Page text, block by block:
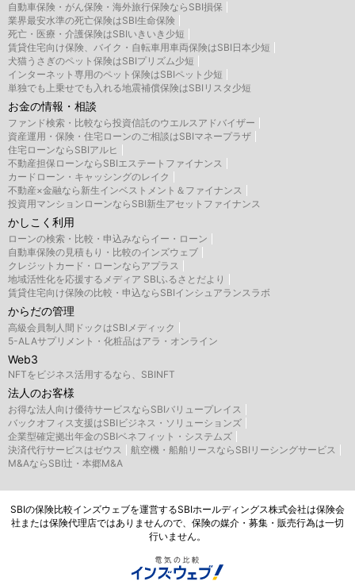
自動車保険・がん保険・海外旅行保険ならSBI損保
業界最安水準の死亡保険はSBI生命保険
死亡・医療・介護保険はSBIいきいき少短
賃貸住宅向け保険、バイク・自転車用車両保険はSBI日本少短
犬猫うさぎのペット保険はSBIプリズム少短
インターネット専用のペット保険はSBIペット少短
単独でも上乗せでも入れる地震補償保険はSBIリスタ少短
お金の情報・相談
ファンド検索・比較なら投資信託のウエルスアドバイザー
資産運用・保険・住宅ローンのご相談はSBIマネープラザ
住宅ローンならSBIアルヒ
不動産担保ローンならSBIエステートファイナンス
カードローン・キャッシングのレイク
不動産×金融なら新生インベストメント＆ファイナンス
投資用マンションローンならSBI新生アセットファイナンス
かしこく利用
ローンの検索・比較・申込みならイー・ローン
自動車保険の見積もり・比較のインズウェブ
クレジットカード・ローンならアプラス
地域活性化を応援するメディア SBIふるさとだより
賃貸住宅向け保険の比較・申込ならSBIインシュアランスラボ
からだの管理
高級会員制人間ドックはSBIメディック
5-ALAサプリメント・化粧品はアラ・オンライン
Web3
NFTをビジネス活用するなら、SBINFT
法人のお客様
お得な法人向け優待サービスならSBIバリュープレイス
バックオフィス支援はSBIビジネス・ソリューションズ
企業型確定拠出年金のSBIベネフィット・システムズ
決済代行サービスはゼウス
航空機・船舶リースならSBIリーシングサービス
M&AならSBI辻・本郷M&A
SBIの保険比較インズウェブを運営するSBIホールディングス株式会社は保険会
社または保険代理店ではありませんので、保険の媒介・募集・販売行為は一切
行いません。